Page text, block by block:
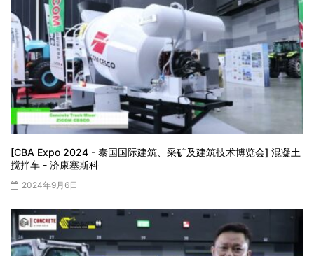
[CBA Expo 2024 - 泰国国际建筑、采矿及建筑技术博览会] 混凝土
搅拌车 - 济康塞斯科
2024年9月6日